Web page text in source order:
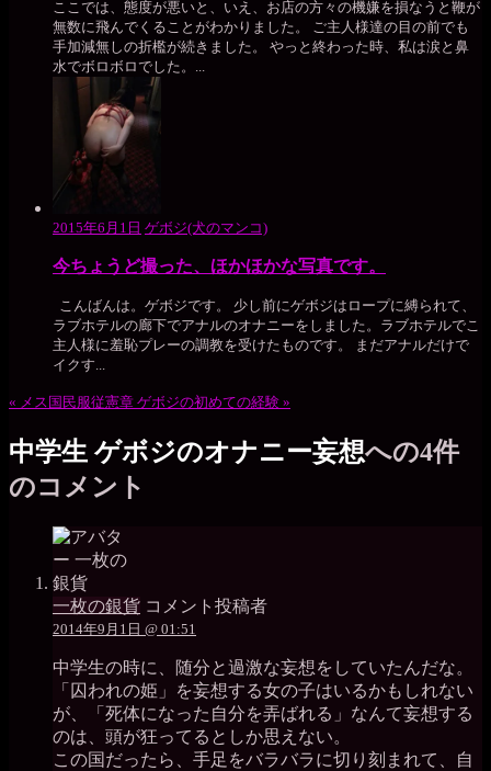
ここでは、態度が悪いと、いえ、お店の方々の機嫌を損なうと鞭が
無数に飛んでくることがわかりました。 ご主人様達の目の前でも
手加減無しの折檻が続きました。 やっと終わった時、私は涙と鼻
水でボロボロでした。...
2015年6月1日 ゲボジ(犬のマンコ)
今ちょうど撮った、ほかほかな写真です。
こんばんは。ゲボジです。 少し前にゲボジはロープに縛られて、
ラブホテルの廊下でアナルのオナニーをしました。ラブホテルでこ
主人様に羞恥プレーの調教を受けたものです。 まだアナルだけで
イクす...
« メス国民服従憲章 ゲボジの初めての経験 »
中学生 ゲボジのオナニー妄想への4件
のコメント
一枚の銀貨 コメント投稿者
2014年9月1日 @ 01:51
中学生の時に、随分と過激な妄想をしていたんだな。
「囚われの姫」を妄想する女の子はいるかもしれない
が、「死体になった自分を弄ばれる」なんて妄想する
のは、頭が狂ってるとしか思えない。
この国だったら、手足をバラバラに切り刻まれて、自